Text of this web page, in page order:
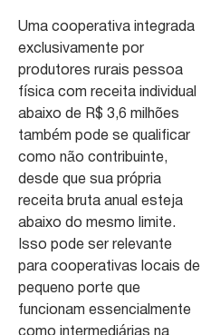
Uma cooperativa integrada
exclusivamente por
produtores rurais pessoa
física com receita individual
abaixo de R$ 3,6 milhões
também pode se qualificar
como não contribuinte,
desde que sua própria
receita bruta anual esteja
abaixo do mesmo limite.
Isso pode ser relevante
para cooperativas locais de
pequeno porte que
funcionam essencialmente
como intermediárias na